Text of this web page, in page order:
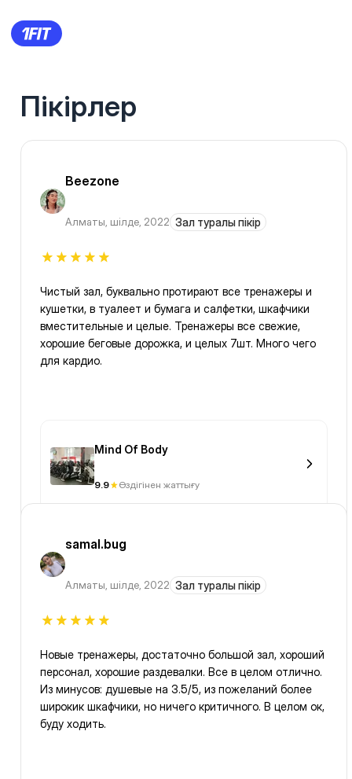
Пікірлер
Beezone
Алматы, шілде, 2022 Зал туралы пікір
Чистый зал, буквально протирают все тренажеры и
кушетки, в туалеет и бумага и салфетки, шкафчики
вместительные и целые. Тренажеры все свежие,
хорошие беговые дорожка, и целых 7шт. Много чего
для кардио.
Mind Of Body
9.9 Өздігінен жаттығу
samal.bug
Алматы, шілде, 2022 Зал туралы пікір
Новые тренажеры, достаточно большой зал, хороший
персонал, хорошие раздевалки. Все в целом отлично.
Из минусов: душевые на 3.5/5, из пожеланий более
широкик шкафчики, но ничего критичного. В целом ок,
буду ходить.